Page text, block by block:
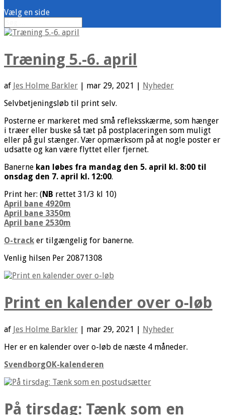
Vælg en side
Træning 5.-6. april
af Jes Holme Barkler mar 29, 2021
Nyheder
Selvbetjeningsløb til print selv.
Posterne er markeret med små refleksskærme, som hænger
i træer eller buske så tæt på postplaceringen som muligt
eller på gul stænger. Vær opmærksom på at nogle poster er
udsatte og kan være flyttet eller fjernet.
Banerne kan løbes fra mandag den 5. april kl. 8:00 til
onsdag den 7. april kl. 12:00.
Print her: (NB rettet 31/3 kl 10)
April bane 4920m
April bane 3350m
April bane 2530m
O-track er tilgængelig for banerne.
Venlig hilsen Per 20871308
Print en kalender over o-løb
af Jes Holme Barkler | mar 29, 2021 | Nyheder
Her er en kalender over o-løb de næste 4 måneder.
SvendborgOK-kalenderen
På tirsdag: Tænk som en